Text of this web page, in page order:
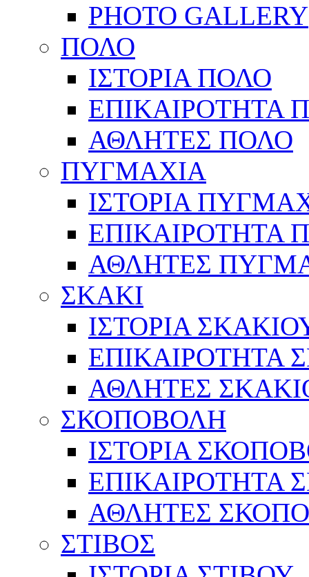
PHOTO GALLERY
ΠΟΛΟ
ΙΣΤΟΡΙΑ ΠΟΛΟ
ΕΠΙΚΑΙΡΟΤΗΤΑ
ΑΘΛΗΤΕΣ ΠΟΛΟ
ΠΥΓΜΑΧΙΑ
ΙΣΤΟΡΙΑ
ΕΠΙΚΑΙΡΟΤΗΤΑ
ΑΘΛΗΤΕΣ
ΣΚΑΚΙ
ΙΣΤΟΡΙΑ
ΕΠΙΚΑΙΡΟΤΗΤΑ
ΑΘΛΗΤΕΣ
ΣΚΟΠΟΒΟΛΗ
ΙΣΤΟΡΙΑ
ΕΠΙΚΑΙΡΟΤΗΤΑ
ΑΘΛΗΤΕΣ
ΣΤΙΒΟΣ